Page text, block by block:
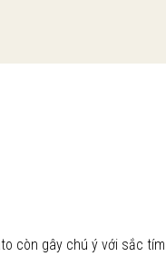
còn gây chú ý với sắc